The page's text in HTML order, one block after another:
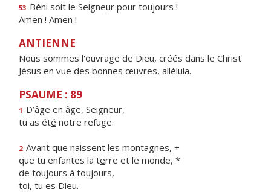
53 Béni soit le Seigneur pour toujours !
Amen ! Amen !
ANTIENNE
Nous sommes l'ouvrage de Dieu, créés dans le Christ
Jésus en vue des bonnes œuvres, alléluia.
PSAUME : 89
1 D’âge en âge, Seigneur,
tu as été notre refuge.
2 Avant que naissent les montagnes, +
que tu enfantes la terre et le monde, *
de toujours à toujours,
toi, tu es Dieu.